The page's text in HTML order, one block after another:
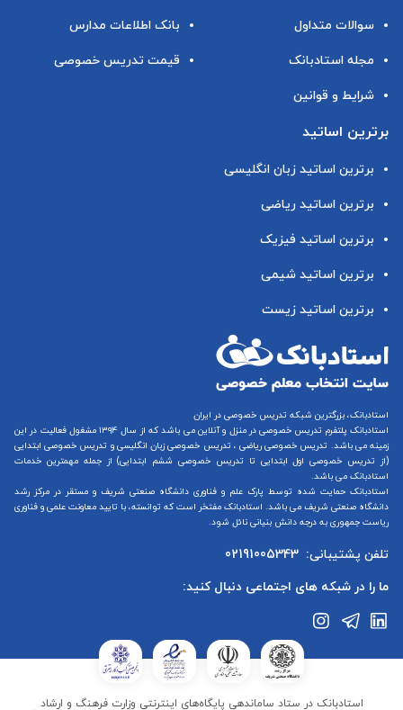
سوالات متداول
مجله استادبانک
شرایط و قوانین
بانک اطلاعات مدارس
قیمت تدریس خصوصی
برترین اساتید
برترین اساتید زبان انگلیسی
برترین اساتید ریاضی
برترین اساتید فیزیک
برترین اساتید شیمی
برترین اساتید زیست
استادبانک، بزرگترین شبکه تدریس خصوصی در ایران
استادبانک پلتفرم تدریس خصوصی در منزل و آنلاین
می باشد که از سال ۱۳۹۴ مشغول فعالیت در این
زمینه می باشد. تدریس خصوصی ریاضی ، تدریس خصوصی زبان انگلیسیو تدریس خصوصی ابتدایی
(از تدریس خصوصی اول ابتدایی تا تدریس خصوصی ششم ابتدایی) از جمله مهمترین خدمات
استادبانک می باشد.
استادبانک حمایت شده توسط پارک علم و فناوری دانشگاه صنعتی شریف و مستقر در مرکز رشد
دانشگاه صنعتی شریف می باشد. استادبانک مفتخر است که توانسته، با تایید معاونت علمی و فناوری
ریاست جمهوری به درجه دانش بنیانی نائل شود.
تلفن پشتیبانی: 02191005343
ما را در شبکه های اجتماعی دنبال کنید:
استادبانک در ستاد ساماندهی پایگاه‌های اینترنتی وزارت فرهنگ و ارشاد